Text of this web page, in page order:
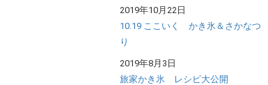
2019年10月22日
10.19 ここいく かき氷＆さかなつ
り
2019年8月3日
旅家かき氷 レシピ大公開